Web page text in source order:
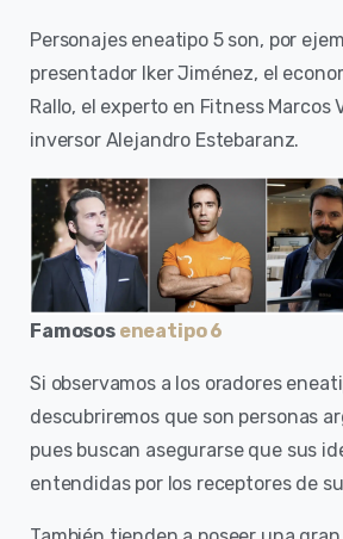
Personajes eneatipo 5 son, por
presentador Iker Jiménez, el
Rallo, el experto en Fitness Marcos
inversor Alejandro Estebaranz.
Famosos eneatipo 6
Si observamos a los oradores
descubriremos que son personas
pues buscan asegurarse que sus
entendidas por los receptores de